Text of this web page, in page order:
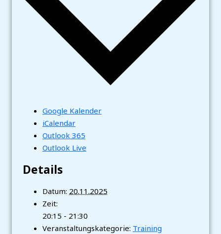
Google Kalender
iCalendar
Outlook 365
Outlook Live
Details
Datum: 20.11.2025
Zeit:
20:15 - 21:30
Veranstaltungskategorie: Training